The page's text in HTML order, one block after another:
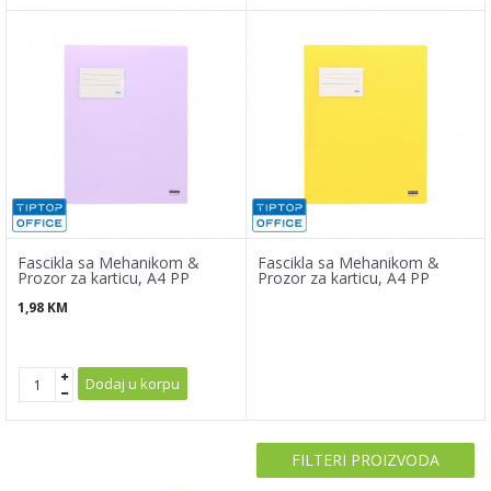
Fascikla sa Mehanikom &
Prozor za karticu, A4 PP
1,98 KM
Dodaj u korpu
Fascikla sa Mehanikom &
Prozor za karticu, A4 PP
FILTERI PROIZVODA